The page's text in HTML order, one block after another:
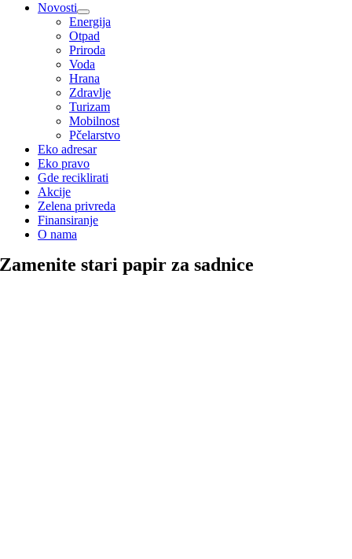
Novosti
Energija
Otpad
Priroda
Voda
Hrana
Zdravlje
Turizam
Mobilnost
Pčelarstvo
Eko adresar
Eko pravo
Gde reciklirati
Akcije
Zelena privreda
Finansiranje
O nama
Zamenite stari papir za sadnice